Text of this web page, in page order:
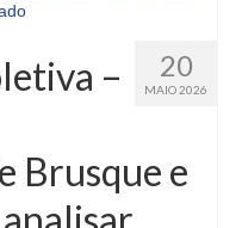
20
MAIO 2026
–
Brusque e